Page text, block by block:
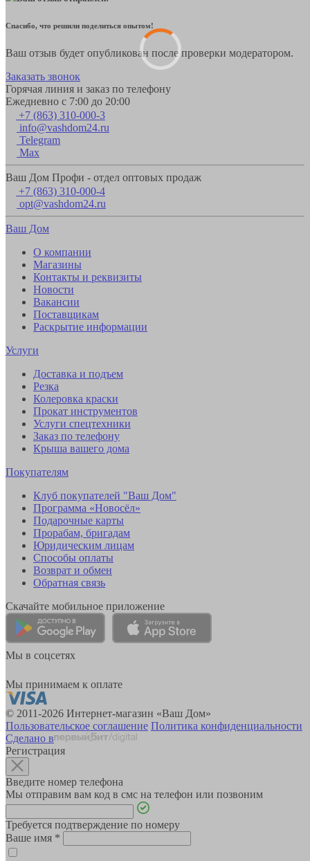
Спасибо, что решили поделиться опытом!
Ваш отзыв будет опубликован после проверки модератором.
Заказать звонок
Горячая линия и заказ по телефону
Ежедневно с 7:00 до 20:00
+7 (863) 310-000-3
info@vashdom24.ru
Telegram
Max
Ваш Дом Профи - отдел оптовых продаж
+7 (863) 310-000-4
opt@vashdom24.ru
Ваш Дом
О компании
Магазины
Контакты и реквизиты
Новости
Вакансии
Поставщикам
Раскрытие информации
Услуги
Доставка и подъем
Резка
Колеровка краски
Прокат инструментов
Услуги спецтехники
Заказ по телефону
Крыша вашего дома
Покупателям
Клуб покупателей "Ваш Дом"
Программа «Новосёл»
Подарочные карты
Прорабам, бригадам
Юридическим лицам
Способы оплаты
Возврат и обмен
Обратная связь
Скачайте мобильное приложение
Мы в соцсетях
Мы принимаем к оплате
© 2011-2026 Интернет-магазин «Ваш Дом»
Пользовательское соглашение Политика конфиденциальности
Сделано в
Регистрация
Введите номер телефона
Мы отправим вам код в смс на телефон или позвоним
Требуется подтверждение по номеру
Ваше имя *